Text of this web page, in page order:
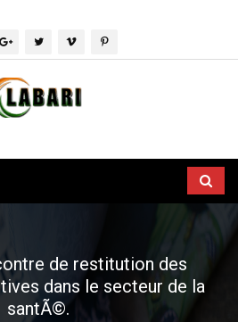
de restitution des
dans le secteur de la
santÃ©.